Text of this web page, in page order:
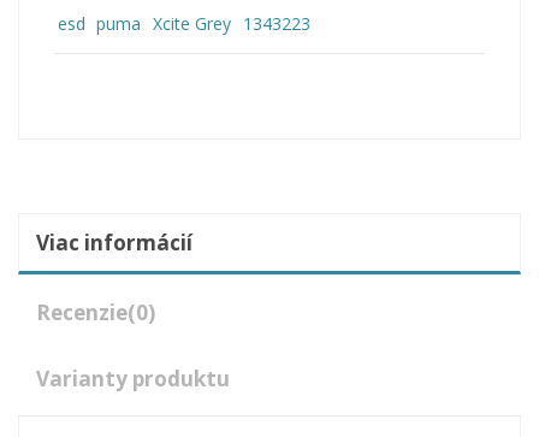
esd puma Xcite Grey 1343223
Viac informácií
Recenzie(0)
Varianty produktu